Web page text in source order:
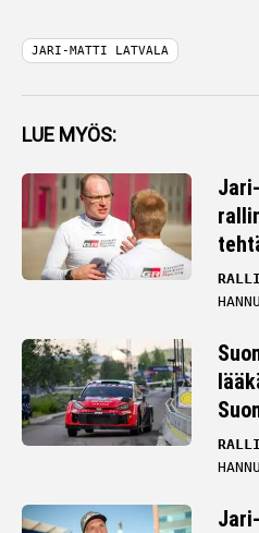
JARI-MATTI LATVALA
LUE MYÖS:
RALLI
RALLI